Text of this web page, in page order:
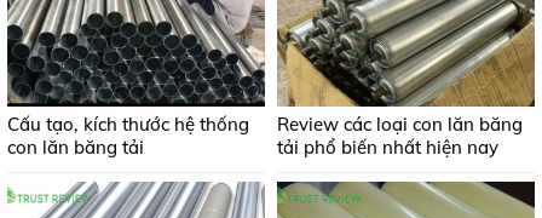
Cấu tạo, kích thước hệ thống
con lăn băng tải
Review các loại con lăn băng
tải phổ biến nhất hiện nay